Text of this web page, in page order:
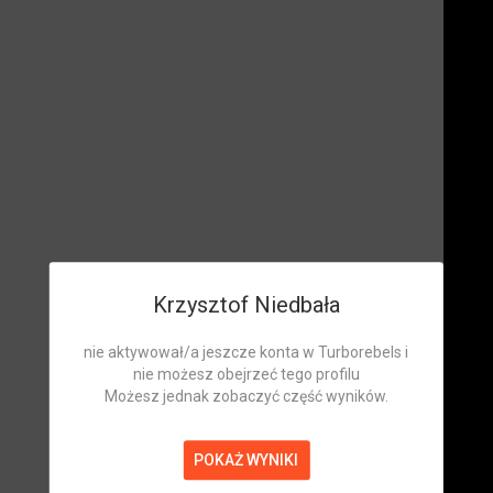
Krzysztof Niedbała
nie aktywował/a jeszcze konta w Turborebels i
nie możesz obejrzeć tego profilu
Możesz jednak zobaczyć część wyników.
POKAŻ WYNIKI